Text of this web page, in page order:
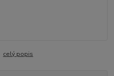
celý popis